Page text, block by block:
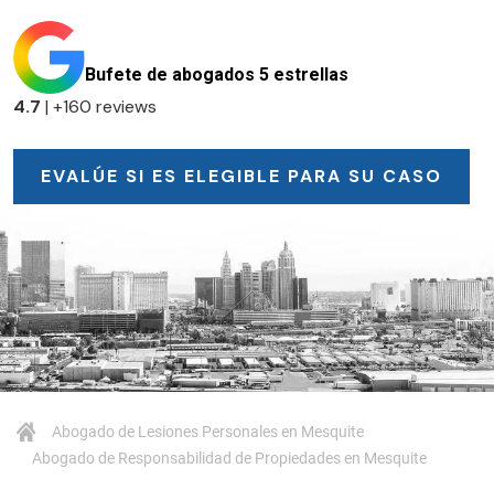
Bufete de abogados 5 estrellas
4.7 | +160 reviews
EVALÚE SI ES ELEGIBLE PARA SU CASO
Abogado de Lesiones Personales en Mesquite
Abogado de Responsabilidad de Propiedades en Mesquite